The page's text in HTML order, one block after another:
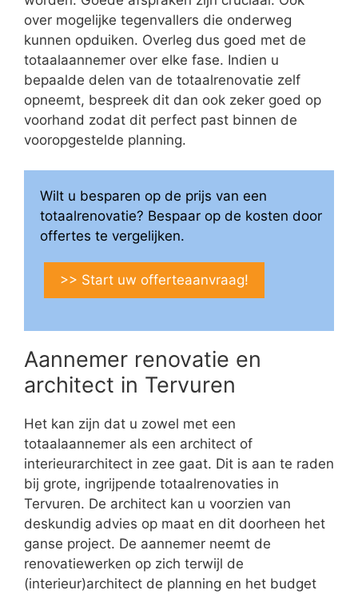
over mogelijke tegenvallers die onderweg
kunnen opduiken. Overleg dus goed met de
totaalaannemer over elke fase. Indien u
bepaalde delen van de totaalrenovatie zelf
opneemt, bespreek dit dan ook zeker goed op
voorhand zodat dit perfect past binnen de
vooropgestelde planning.
Wilt u besparen op de prijs van een
totaalrenovatie? Bespaar op de kosten door
offertes te vergelijken.
>> Start uw offerteaanvraag!
Aannemer renovatie en
architect in Tervuren
Het kan zijn dat u zowel met een
totaalaannemer als een architect of
interieurarchitect in zee gaat. Dit is aan te raden
bij grote, ingrijpende totaalrenovaties in
Tervuren. De architect kan u voorzien van
deskundig advies op maat en dit doorheen het
ganse project. De aannemer neemt de
renovatiewerken op zich terwijl de
(interieur)architect de planning en het budget